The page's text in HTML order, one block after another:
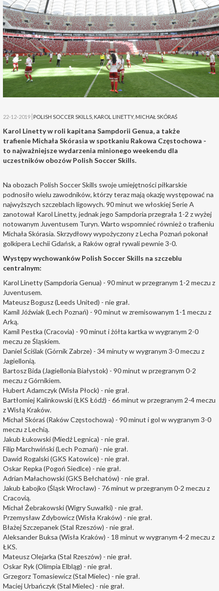
22-12-2019 POLISH SOCCER SKILLS KAROL LINETTY, MICHAŁ SKÓRAŚ
Karol Linetty w roli kapitana Sampdorii Genua, a także
trafienie Michała Skórasia w spotkaniu Rakowa Częstochowa -
to najważniejsze wydarzenia minionego weekendu dla
uczestników obozów Polish Soccer Skills.
Na obozach Polish Soccer Skills swoje umiejętności piłkarskie
podnosiło wielu zawodników, którzy teraz mają okazję występować na
najwyższych szczeblach ligowych. 90 minut we włoskiej Serie A
zanotował Karol Linetty, jednak jego Sampdoria przegrała 1-2 z wyżej
notowanym Juventusem Turyn. Warto wspomnieć również o trafieniu
Michała Skórasia. Skrzydłowy wypożyczony z Lecha Poznań pokonał
golkipera Lechii Gdańsk, a Raków ograł rywali pewnie 3-0.
Występy wychowanków Polish Soccer Skills na szczeblu
centralnym:
Karol Linetty (Sampdoria Genua) - 90 minut w przegranym 1-2 meczu z
Juventusem.
Mateusz Bogusz (Leeds United) - nie grał.
Kamil Jóźwiak (Lech Poznań) - 90 minut w zremisowanym 1-1 meczu z
Arką.
Kamil Pestka (Cracovia) - 90 minut i żółta kartka w wygranym 2-0
meczu ze Śląskiem.
Daniel Ściślak (Górnik Zabrze) - 34 minuty w wygranym 3-0 meczu z
Jagiellonią.
Bartosz Bida (Jagiellonia Białystok) - 90 minut w przegranym 0-2
meczu z Górnikiem.
Hubert Adamczyk (Wisła Płock) - nie grał.
Bartłomiej Kalinkowski (ŁKS Łódź) - 66 minut w przegranym 2-4 meczu
z Wisłą Kraków.
Michał Skóraś (Raków Częstochowa) - 90 minut i gol w wygranym 3-0
meczu z Lechią.
Jakub Łukowski (Miedź Legnica) - nie grał.
Filip Marchwiński (Lech Poznań) - nie grał.
Dawid Rogalski (GKS Katowice) - nie grał.
Oskar Repka (Pogoń Siedlce) - nie grał.
Adrian Małachowski (GKS Bełchatów) - nie grał.
Jakub Łabojko (Śląsk Wrocław) - 76 minut w przegranym 0-2 meczu z
Cracovią.
Michał Żebrakowski (Wigry Suwałki) - nie grał.
Przemysław Zdybowicz (Wisła Kraków) - nie grał.
Błażej Szczepanek (Stal Rzeszów) - nie grał.
Aleksander Buksa (Wisła Kraków) - 18 minut w wygranym 4-2 meczu z
ŁKS.
Mateusz Olejarka (Stal Rzeszów) - nie grał.
Oskar Ryk (Olimpia Elbląg) - nie grał.
Grzegorz Tomasiewicz (Stal Mielec) - nie grał.
Maciej Urbańczyk (Stal Mielec) - nie grał.